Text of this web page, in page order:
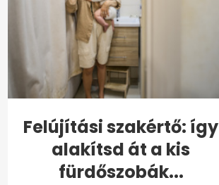
Felújítási szakértő: így
alakítsd át a kis
fürdőszobák...